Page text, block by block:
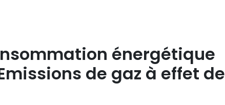
énergétique
de gaz à effet de